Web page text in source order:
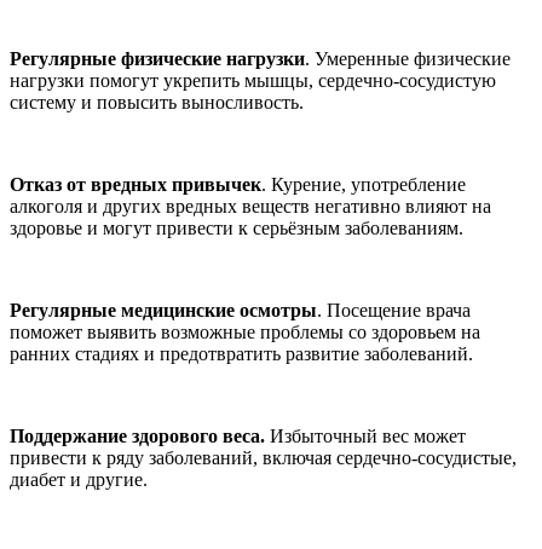
Регулярные физические нагрузки. Умеренные физические
нагрузки помогут укрепить мышцы, сердечно-сосудистую
систему и повысить выносливость.
Отказ от вредных привычек. Курение, употребление
алкоголя и других вредных веществ негативно влияют на
здоровье и могут привести к серьёзным заболеваниям.
Регулярные медицинские осмотры. Посещение врача
поможет выявить возможные проблемы со здоровьем на
ранних стадиях и предотвратить развитие заболеваний.
Поддержание здорового веса. Избыточный вес может
привести к ряду заболеваний, включая сердечно-сосудистые,
диабет и другие.